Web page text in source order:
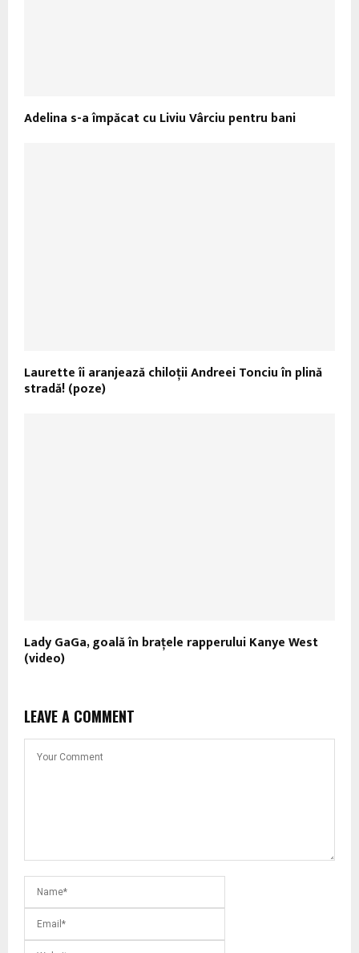
Adelina s-a împăcat cu Liviu Vârciu pentru bani
Laurette îi aranjează chiloţii Andreei Tonciu în plină
stradă! (poze)
Lady GaGa, goală în braţele rapperului Kanye West
(video)
LEAVE A COMMENT